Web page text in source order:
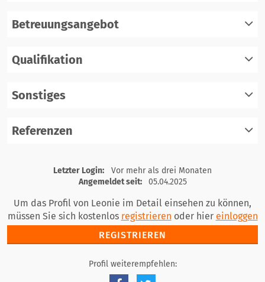
Betreuungsangebot
Qualifikation
Sonstiges
Referenzen
registrieren
einloggen
Letzter Login:
Vor mehr als drei Monaten
Angemeldet seit:
05.04.2025
Um das Profil von Leonie im Detail einsehen zu können,
müssen Sie sich kostenlos registrieren oder hier einloggen
REGISTRIEREN
Profil weiterempfehlen: